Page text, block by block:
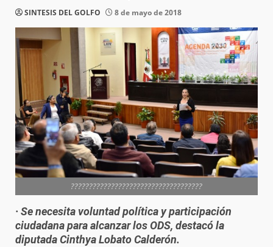
SINTESIS DEL GOLFO 8 de mayo de 2018
????????????????????????????????????
· Se necesita voluntad política y participación
ciudadana para alcanzar los ODS, destacó la
diputada Cinthya Lobato Calderón.